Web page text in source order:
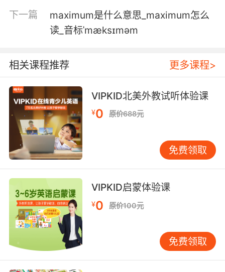
下一篇
maximum是什么意思_maximum怎么
读_音标ˈmæksɪməm
相关课程推荐 更多课程>
VIPKID北美外教试听体验课
¥0 原价688元
免费领取
VIPKID启蒙体验课
¥0 原价100元
免费领取